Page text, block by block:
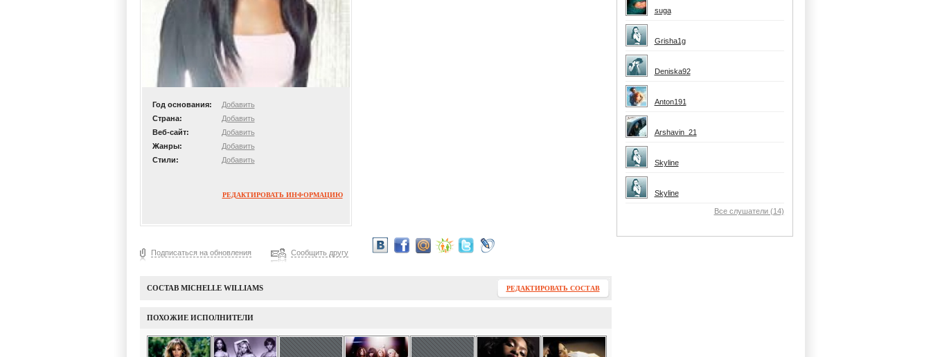
Год основания:
Добавить
Страна:
Добавить
Веб-сайт:
Добавить
Жанры:
Добавить
Стили:
Добавить
РЕДАКТИРОВАТЬ ИНФОРМАЦИЮ
Подписаться на обновления Сообщить другу
СОСТАВ MICHELLE WILLIAMS РЕДАКТИРОВАТЬ СОСТАВ
ПОХОЖИЕ ИСПОЛНИТЕЛИ
suga
Grisha1g
Deniska92
Anton191
Arshavin_21
Skyline
Skyline
Все слушатели (14)